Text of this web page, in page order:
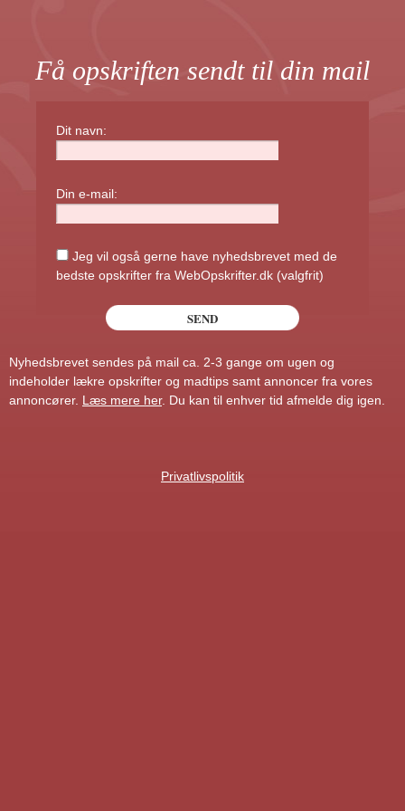
Få opskriften sendt til din mail
Dit navn:
Din e-mail:
Jeg vil også gerne have nyhedsbrevet med de
bedste opskrifter fra WebOpskrifter.dk (valgfrit)
Nyhedsbrevet sendes på mail ca. 2-3 gange om ugen og
indeholder lækre opskrifter og madtips samt annoncer fra vores
annoncører. Læs mere her. Du kan til enhver tid afmelde dig igen.
Privatlivspolitik